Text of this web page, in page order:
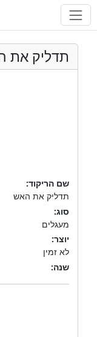
תדליק את
שם הריקוד:
תדליק את האש
סוג:
מעגלים
יוצר:
לא זמין
שנה: